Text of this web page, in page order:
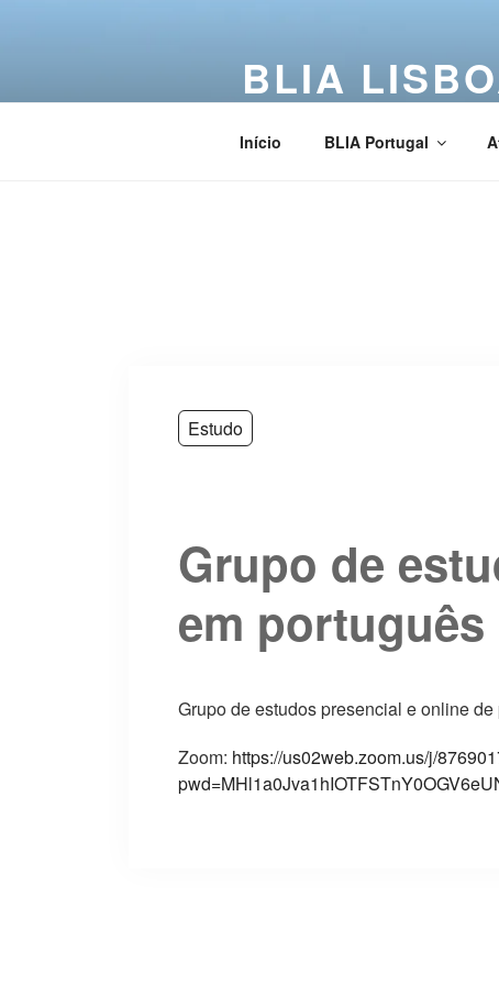
BLIA
Início BLIA Portugal
Estudo
Grupo de
em português
Grupo de estudos presencial e online
Zoom: https://us02web.zoom.us/j/